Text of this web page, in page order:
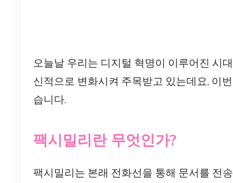
오늘날 우리는 디지털 혁명이 이루어진 시
신적으로 변화시켜 주목받고 있는데요, 이
습니다.
팩시밀리란 무엇인가?
팩시밀리는 본래 전화선을 통해 문서를 전